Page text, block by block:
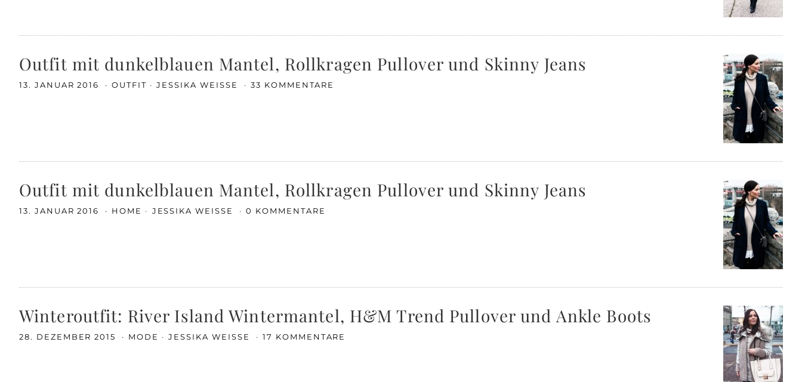
Outfit mit dunkelblauen Mantel, Rollkragen Pullover und Skinny Jeans
13. JANUAR 2016 OUTFIT JESSIKA WEISSE 33 KOMMENTARE
Outfit mit dunkelblauen Mantel, Rollkragen Pullover und Skinny Jeans
13. JANUAR 2016 HOME JESSIKA WEISSE 0 KOMMENTARE
Winteroutfit: River Island Wintermantel, H&M Trend Pullover und Ankle Boots
28. DEZEMBER 2015 MODE JESSIKA WEISSE 17 KOMMENTARE